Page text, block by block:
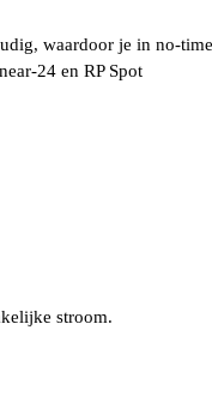
waardoor je in no-
24 en RP Spot
stroom.